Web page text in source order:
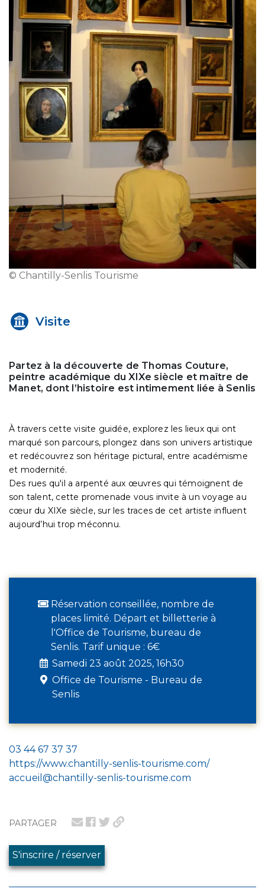
PARTAGER
S'inscrire / réserver
© Chantilly-Senlis Tourisme
Visite
Partez à la découverte de Thomas Couture,
peintre académique du XIXe siècle et maître de
Manet, dont l’histoire est intimement liée à Senlis
À travers cette visite guidée, explorez les lieux qui ont
marqué son parcours, plongez dans son univers artistique
et redécouvrez son héritage pictural, entre académisme
et modernité.
Des rues qu'il a arpenté aux œuvres qui témoignent de
son talent, cette promenade vous invite à un voyage au
cœur du XIXe siècle, sur les traces de cet artiste influent
aujourd’hui trop méconnu.
Réservation conseillée, nombre de
places limité. Départ et billetterie à
l'Office de Tourisme, bureau de
Senlis. Tarif unique : 6€
Samedi 23 août 2025, 16h30
Office de Tourisme - Bureau de
Senlis
03 44 67 37 37
https://www.chantilly-senlis-tourisme.com/
accueil@chantilly-senlis-tourisme.com